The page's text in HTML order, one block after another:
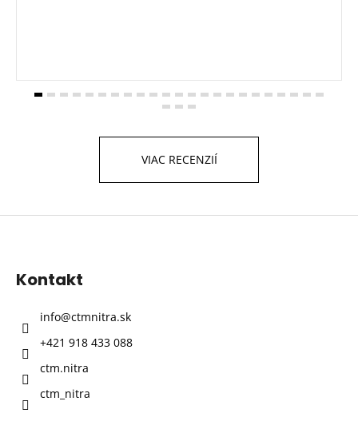
VIAC RECENZIÍ
Kontakt
info@ctmnitra.sk
+421 918 433 088
ctm.nitra
ctm_nitra